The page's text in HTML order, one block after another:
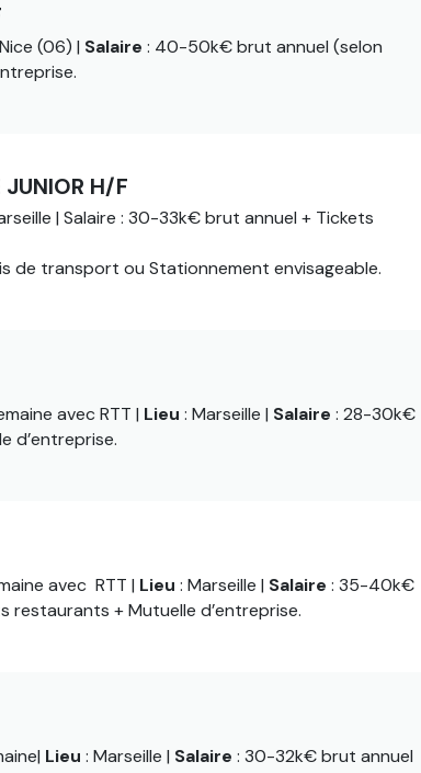
(06) | Salaire : 40-50k€ brut annuel (selon
JUNIOR H/F
| Salaire : 30-33k€ brut annuel + Tickets
de transport ou Stationnement envisageable.
avec RTT | Lieu : Marseille | Salaire : 28-30k€
d’entreprise.
avec RTT | Lieu : Marseille | Salaire : 35-40k€
restaurants + Mutuelle d’entreprise.
Lieu : Marseille | Salaire : 30-32k€ brut annuel